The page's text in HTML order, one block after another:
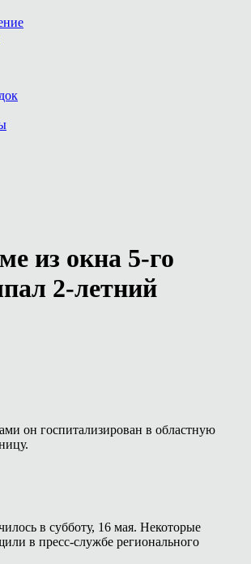
из окна 5-го
2-летний
он госпитализирован в областную
в субботу, 16 мая. Некоторые
в пресс-службе регионального